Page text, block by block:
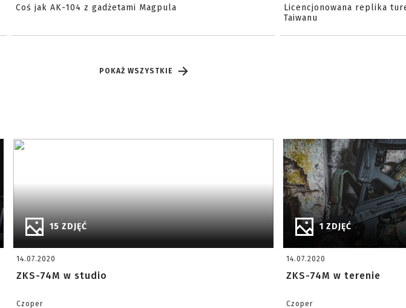
Coś jak AK-104 z gadżetami Magpula
Licencjonowana replika
Taiwanu
POKAŻ WSZYSTKIE
15 ZDJĘĆ
14.07.2020
ZKS-74M w studio
Czoper
1 ZDJĘĆ
14.07.2020
ZKS-74M w terenie
Czoper